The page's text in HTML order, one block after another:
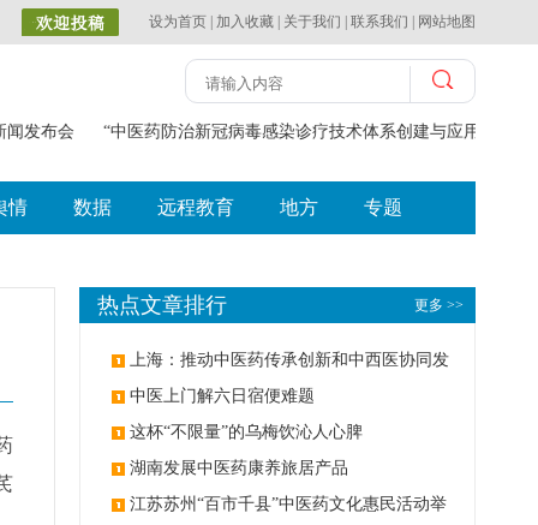
设为首页 加入收藏 关于我们 联系我们 网站地图
发布会 “中医药防治新冠病毒感染诊疗技术体系创建与应用”获
情 数据 远程教育 地方 专题
更多 >>
热点文章排行
上海：推动中医药传承创新和中西医协同发
展 中医上门解六日宿便难题
这杯“不限量”的乌梅饮沁人心脾
湖南发展中医药康养旅居产品
江苏苏州“百市千县”中医药文化惠民活动举